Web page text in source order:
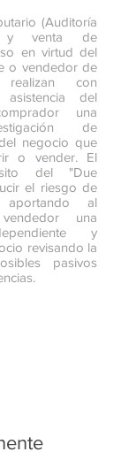
(Auditoría
y venta de
en virtud del
o vendedor de
con
del
una
de
negocio que
o vender. El
del "Due
el riesgo de
aportando al
una
y
revisando la
pasivos